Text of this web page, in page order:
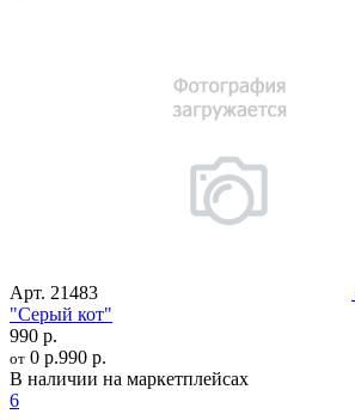
Арт. 21483
"Серый кот"
990 р.
от 0 р.990 р.
В наличии на маркетплейсах
6